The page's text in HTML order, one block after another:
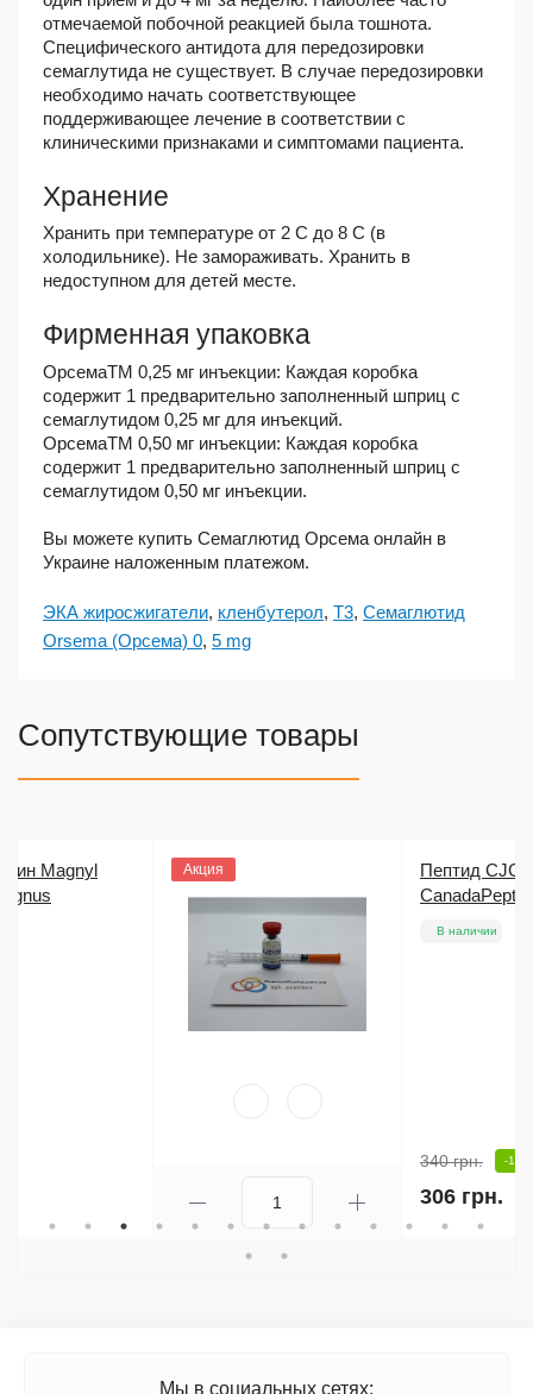
отмечаемой побочной реакцией была тошнота.
Специфического антидота для передозировки
семаглутида не существует. В случае передозировки
необходимо начать соответствующее
поддерживающее лечение в соответствии с
клиническими признаками и симптомами пациента.
Хранение
Хранить при температуре от 2 C до 8 C (в
холодильнике). Не замораживать. Хранить в
недоступном для детей месте.
Фирменная упаковка
ОрсемаТМ 0,25 мг инъекции: Каждая коробка
содержит 1 предварительно заполненный шприц с
семаглутидом 0,25 мг для инъекций.
ОрсемаТМ 0,50 мг инъекции: Каждая коробка
содержит 1 предварительно заполненный шприц с
семаглутидом 0,50 мг инъекции.
Вы можете купить Семаглютид Орсема онлайн в
Украине наложенным платежом.
ЭКА жиросжигатели, кленбутерол, Т3, Семаглютид
Orsema (Орсема) 0, 5 mg
Сопутствующие товары
Акция
Пептид CJC-1295 (2 mg)
CanadaPeptides
306 грн.
Мы в социальных сетях: